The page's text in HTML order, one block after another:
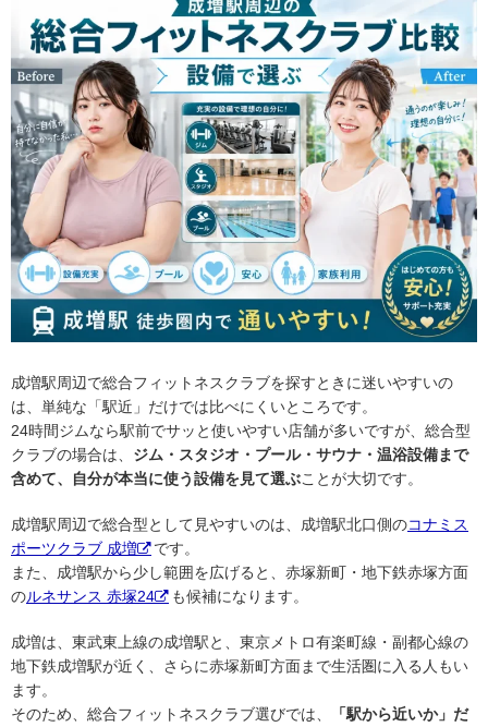
成増駅周辺で総合フィットネスクラブを探すときに迷いやすいの
は、単純な「駅近」だけでは比べにくいところです。
24時間ジムなら駅前でサッと使いやすい店舗が多いですが、総合型
クラブの場合は、 ジム・スタジオ・プール・サウナ・温浴設備まで
含めて、自分が本当に使う設備を見て選ぶことが大切です。
成増駅周辺で総合型として見やすいのは、成増駅北口側のコナミス
ポーツクラブ 成増
です。
また、成増駅から少し範囲を広げると、赤塚新町・地下鉄赤塚方面
のルネサンス 赤塚24 も候補になります。
成増は、東武東上線の成増駅と、東京メトロ有楽町線・副都心線の
地下鉄成増駅が近く、さらに赤塚新町方面まで生活圏に入る人もい
ます。
そのため、総合フィットネスクラブ選びでは、
「駅から近いか」だ